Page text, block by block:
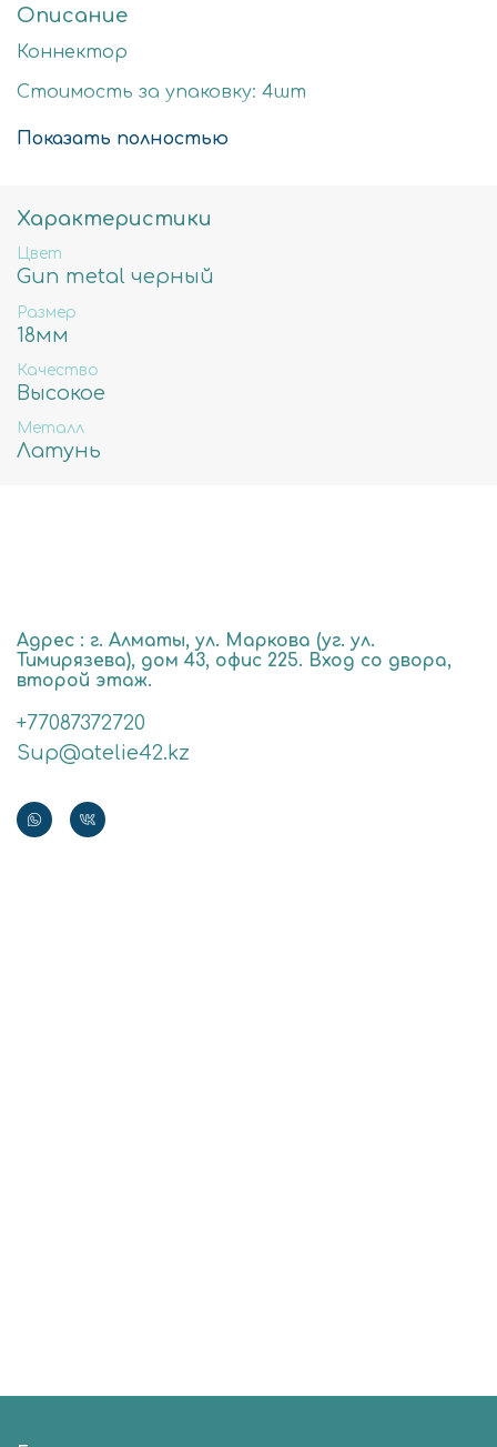
Описание
Коннектор
Стоимость за упаковку: 4шт
Цвет: gun metal
Состав: Латунь высокого качества
Не содержит свинца, никеля и кадмия.
Показать полностью
Характеристики
Цвет
Gun metal черный
Размер
18мм
Качество
Высокое
Металл
Латунь
Адрес : г. Алматы, ул. Маркова (уг. ул.
Тимирязева), дом 43, офис 225. Вход со двора,
второй этаж.
+77087372720
Sup@atelie42.kz